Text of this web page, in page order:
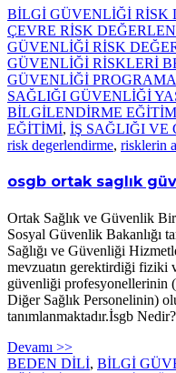
BİLGİ GÜVENLİĞİ RİSK
ÇEVRE RİSK
GÜVENLİĞİ RİSK
GÜVENLİĞİ RİSKLERİ
GÜVENLİĞİ
SAĞLIĞI GÜVENLİĞİ
BİLGİLENDİRME
EĞİTİMİ, İŞ SAĞLIĞI VE
risk degerlendirme, risklerin
osgb ortak saglık
Ortak Sağlık ve Güvenlik
Sosyal Güvenlik Bakanlığı
Sağlığı ve Güvenliği
mevzuatın gerektirdiği fiziki
güvenliği profesyonellerinin
Diğer Sağlık Personelinin)
tanımlanmaktadır.İsgb
Devamı >>
BEDEN DİLİ, BİLGİ